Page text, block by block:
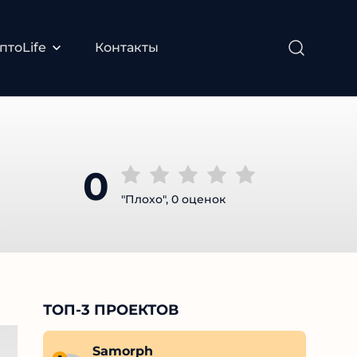
Контакты
0 "Плохо", 0 оценок
Ivan Zhuck
ТОП-3 ПРОЕКТОВ
Samorph